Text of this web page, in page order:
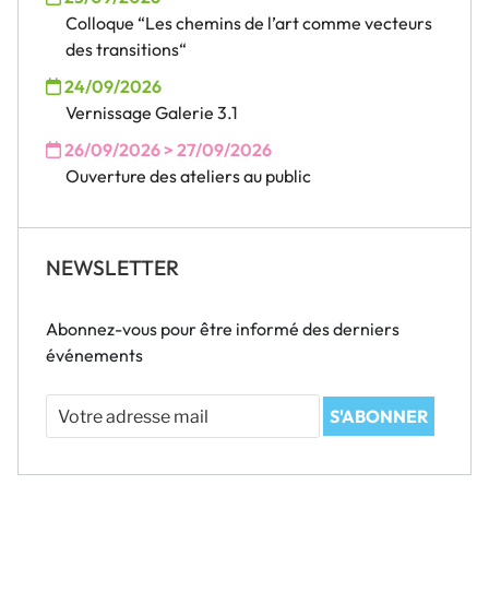
Colloque “Les chemins de l’art comme vecteurs
des transitions“
24/09/2026
Vernissage Galerie 3.1
26/09/2026 > 27/09/2026
Ouverture des ateliers au public
NEWSLETTER
Abonnez-vous pour être informé des derniers
événements
Votre
adresse
S'ABONNER